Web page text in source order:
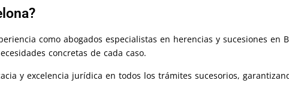
como abogados especialistas en herencias y sucesiones en
concretas de cada caso.
y excelencia jurídica en todos los trámites sucesorios,